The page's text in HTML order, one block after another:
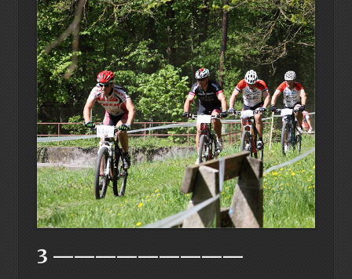
3 —————————